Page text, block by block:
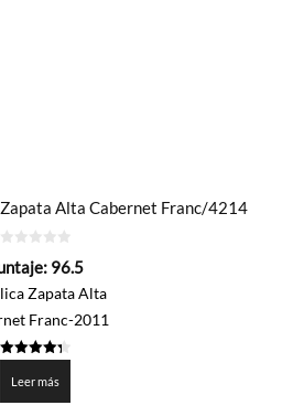
Alta Cabernet Franc/4214
de
96.5
Zapata Alta
Franc-2011
de 5
Leer más